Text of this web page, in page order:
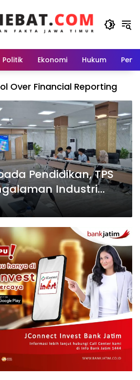
Politik Ekonomi Hukum
Over Financial Reporting
Pendidikan, TPS
Industri
UNAIR